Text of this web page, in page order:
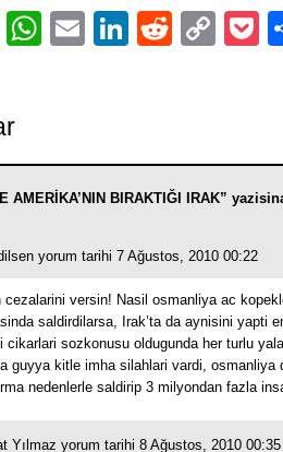
TwitterWhatsApp
EmailLinkedIn
Reddit
AMERİKA’NIN BIRAKTIĞI IRAK”
yorum tarihi 7 Ağustos, 2010 00:22
cezalarini versin! Nasil osmanliya ac
saldirdilarsa, Irak’ta da aynisini yapti
cikarlari sozkonusu oldugunda her turlu
guyya kitle imha silahlari vardi, osmanliya
nedenlerle saldirip 3 milyondan fazla
Yılmaz yorum tarihi 8 Ağustos, 2010 00:35